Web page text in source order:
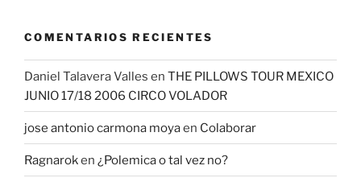
COMENTARIOS RECIENTES
Daniel Talavera Valles en THE PILLOWS TOUR MEXICO
JUNIO 17/18 2006 CIRCO VOLADOR
jose antonio carmona moyaen Colaborar
Ragnaroken ¿Polemica o tal vez no?